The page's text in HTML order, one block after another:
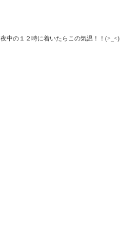
夜中の１２時に着いたらこの気温！！(>_<)